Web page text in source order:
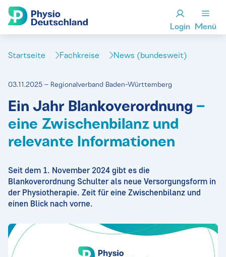
Login Menü
Startseite Fachkreise News (bundesweit)
03.11.2025 – Regionalverband Baden-Württemberg
Ein Jahr Blankoverordnung –
eine Zwischenbilanz und
relevante Informationen
Seit dem 1. November 2024 gibt es die
Blankoverordnung Schulter als neue Versorgungsform in
der Physiotherapie. Zeit für eine Zwischenbilanz und
einen Blick nach vorne.